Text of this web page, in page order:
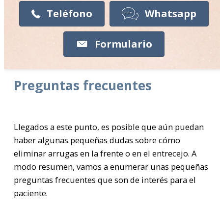
Teléfono Whatsapp
Formulario
Preguntas frecuentes
Llegados a este punto, es posible que aún puedan
haber algunas pequeñas dudas sobre cómo
eliminar arrugas en la frente o en el entrecejo. A
modo resumen, vamos a enumerar unas pequeñas
preguntas frecuentes que son de interés para el
paciente.